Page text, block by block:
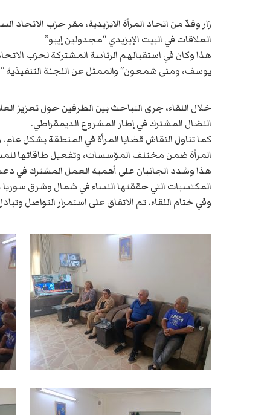
زار وفدٌ من اتحاد المرأة الايزيدية، مقر حزب
العلاقات في البيت الإيزيدي “مجدولين إيبو”
هذا وكان في استقبالهم الرئاسة المشتركة لحزب
يوسف، ومنى شمعون” والممثل عن اللجنة التنفيذية
خلال اللقاء، جرى التباحث بين الطرفين حول تعزيز
النضال المشترك في إطار المشروع الديمقراطي.
كما تناول النقاش قضايا المرأة في المنطقة بشكل
المرأة ضمن مختلف المؤسسات، وتفعيل طاقاتها
هذا وشدد الجانبان على أهمية العمل المشترك في
المكتسبات التي حققتها النساء في شمال وشرق
وفي ختام اللقاء، تم الاتفاق على استمرار التواصل